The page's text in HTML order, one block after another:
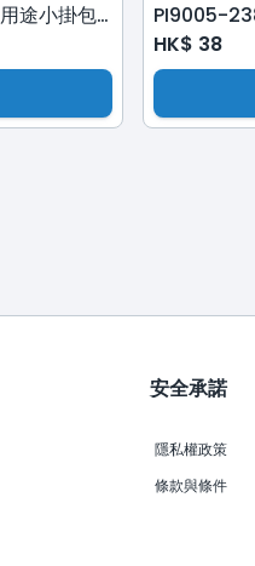
PI5500-24328 夢樂多用途小掛包 - 繡球紫色
HK$ 38
安全承諾
隱私權政策
條款與條件